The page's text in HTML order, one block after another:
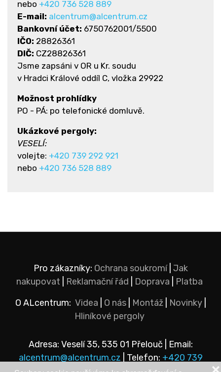
nebo +420 736 528 889
E-mail: alcentrum@alcentrum.cz
Bankovní účet: 6750762001/5500
IČO: 28826361
DIČ: CZ28826361
Jsme zapsáni v OR u Kr. soudu
v Hradci Králové oddíl C, vložka 29922
Možnost prohlídky
PO - PÁ: po telefonické domluvě.
Ukázkové pergoly:
VESELÍ:
volejte: +420 739 292 921
nebo +420 736 528 889
Pro zákazníky: Ochrana soukromí| Jak
nakupovat
Reklamační řád Doprava
Platba
O ALcentrum: Videa O nás| Montáž| Novinky|
Hliníkové pergoly
Adresa: Veselí 35, 535 01 Přelouč | Email:
alcentrum@alcentrum.cz
| Telefon: +420 739